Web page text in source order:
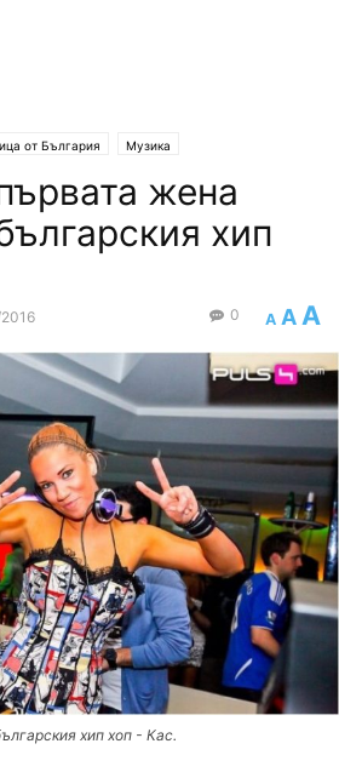
от България Музика
жена
хип
A A A
0
хип хоп - Кас.